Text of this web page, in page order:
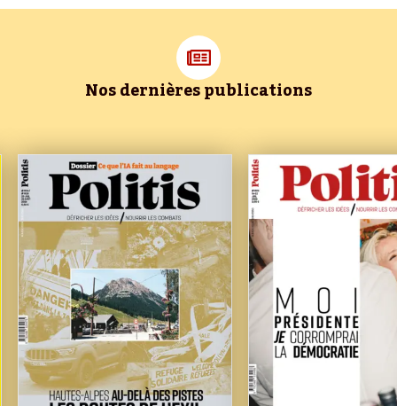
Nos dernières publications